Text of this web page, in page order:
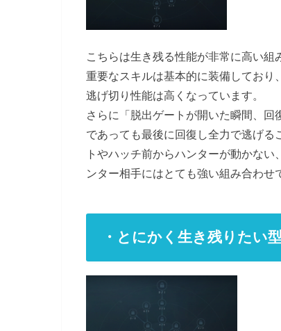
こちらは生き残る性能が非常に高い組
重要なスキルは基本的に装備してお
逃げ切り性能は高くなっています。
さらに「脱出ゲートが開いた瞬間、
であっても最後に回復し全力で逃げ
トやハッチ前からハンターが動かな
ンター相手にはとても強い組み合わせ
・とにかく生き残りたい型